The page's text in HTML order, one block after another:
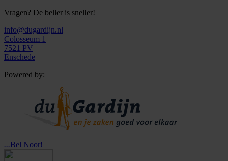
Vragen? De beller is sneller!
info@dugardijn.nl
Colosseum 1
7521 PV
Enschede
Powered by:
...Bel Noor!